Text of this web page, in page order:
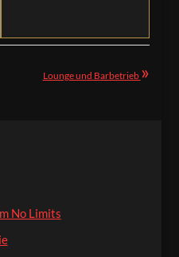
Lounge und Barbetrieb »
No Limits